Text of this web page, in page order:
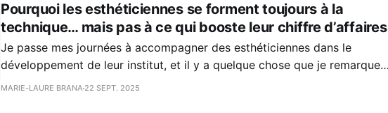
Pourquoi les esthéticiennes se forment toujours à la
technique… mais pas à ce qui booste leur chiffre d’affaires
Je passe mes journées à accompagner des esthéticiennes dans le
développement de leur institut, et il y a quelque chose que je remarque
régulièrement : vous adorez vous former… mais toujours sur la technique.
MARIE-LAURE BRANA 22 SEPT. 2025